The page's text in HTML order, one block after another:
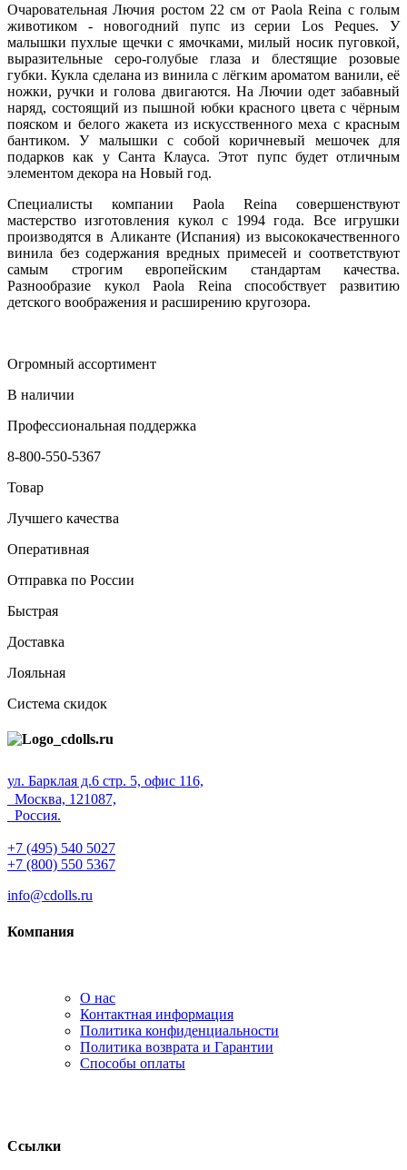
Очаровательная Лючия ростом 22 см от Paola Reina с голым
животиком - новогодний пупс из серии Los Peques. У
малышки пухлые щечки с ямочками, милый носик пуговкой,
выразительные серо-голубые глаза и блестящие розовые
губки. Кукла сделана из винила с лёгким ароматом ванили, её
ножки, ручки и голова двигаются. На Лючии одет забавный
наряд, состоящий из пышной юбки красного цвета с чёрным
пояском и белого жакета из искусственного меха с красным
бантиком. У малышки с собой коричневый мешочек для
подарков как у Санта Клауса. Этот пупс будет отличным
элементом декора на Новый год.
Специалисты компании Paola Reina совершенствуют
мастерство изготовления кукол с 1994 года. Все игрушки
производятся в Аликанте (Испания) из высококачественного
винила без содержания вредных примесей и соответствуют
самым строгим европейским стандартам качества.
Разнообразие кукол Paola Reina способствует развитию
детского воображения и расширению кругозора.
Огромный ассортимент
В наличии
Профессиональная поддержка
8-800-550-5367
Товар
Лучшего качества
Оперативная
Отправка по России
Быстрая
Доставка
Лояльная
Система скидок
ул. Барклая д.6 стр. 5, офис 116,
Москва, 121087,
Россия.
+7 (495) 540 5027
+7 (800) 550 5367
info@cdolls.ru
Компания
О нас
Контактная информация
Политика конфиденциальности
Политика возврата и Гарантии
Способы оплаты
Ссылки